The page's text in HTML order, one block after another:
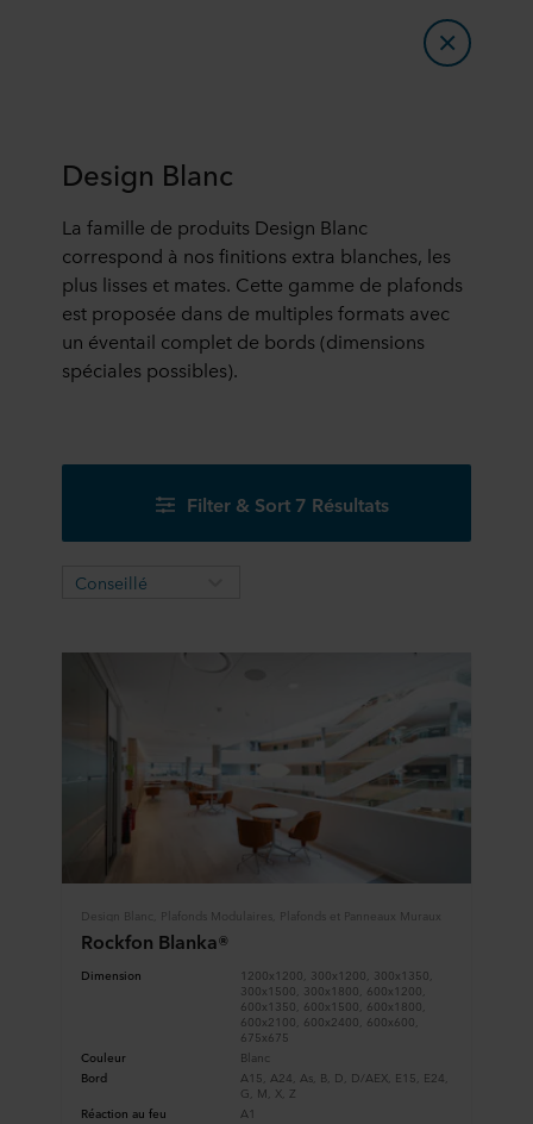
Design Blanc
La famille de produits Design Blanc
correspond à nos finitions extra blanches, les
plus lisses et mates. Cette gamme de plafonds
est proposée dans de multiples formats avec
un éventail complet de bords (dimensions
spéciales possibles).
Filter & Sort 7 Résultats
Conseillé
Design Blanc, Plafonds Modulaires, Plafonds et Panneaux Muraux
Rockfon Blanka®
Dimension
1200x1200, 300x1200, 300x1350,
300x1500, 300x1800, 600x1200,
600x1350, 600x1500, 600x1800,
600x2100, 600x2400, 600x600,
675x675
Couleur
Blanc
Bord
A15, A24, As, B, D, D/AEX, E15, E24,
G, M, X, Z
Réaction au feu
A1